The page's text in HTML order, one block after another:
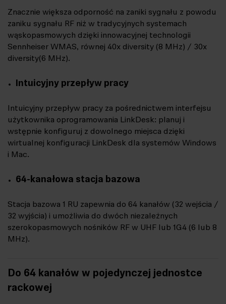
Znacznie większa odporność na zaniki sygnału z powodu
zaniku sygnału RF niż w tradycyjnych systemach
wąskopasmowych dzięki innowacyjnej technologii
Sennheiser WMAS, równej 40x diversity (8 MHz) / 30x
diversity (6 MHz).
Intuicyjny przepływ pracy
Intuicyjny przepływ pracy za pośrednictwem interfejsu
użytkownika oprogramowania LinkDesk: planuj i
wstępnie konfiguruj z dowolnego miejsca dzięki
wirtualnej konfiguracji LinkDesk dla systemów Windows
i Mac.
64-kanałowa stacja bazowa
Stacja bazowa 1 RU zapewnia do 64 kanałów (32 wejścia /
32 wyjścia) i umożliwia do dwóch niezależnych
szerokopasmowych nośników RF w UHF lub 1G4 (6 lub 8
MHz).
Do 64 kanałów w pojedynczej jednostce
rackowej